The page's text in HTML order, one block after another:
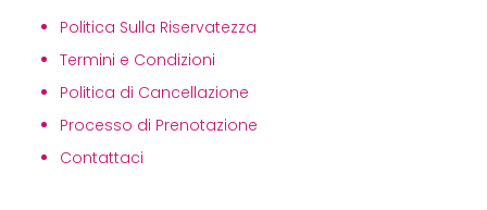
Politica Sulla Riservatezza
Termini e Condizioni
Politica di Cancellazione
Processo di Prenotazione
Contattaci